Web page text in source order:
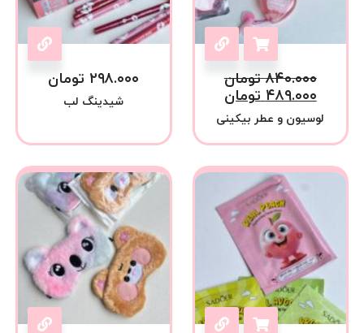
۸۴۰.۰۰۰ تومان
۴۸۹.۰۰۰ تومان
لوسیون و عطر بیکینی
۲۹۸.۰۰۰ تومان
شیدینگ لب